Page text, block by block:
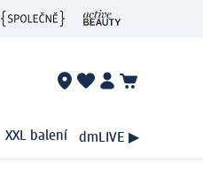
XXL balení dmLIVE ▶